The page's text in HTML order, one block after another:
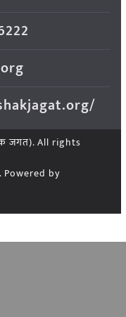
जगत). All rights
Powered by